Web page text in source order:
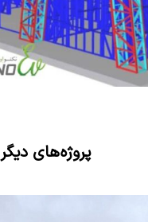
پروژه‌های دیگر